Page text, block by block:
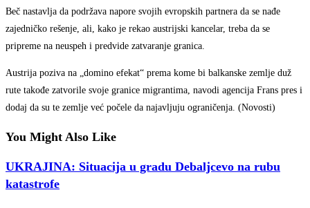
Beč nastavlja da podržava napore svojih evropskih partnera da se nađe
zajedničko rešenje, ali, kako je rekao austrijski kancelar, treba da se
pripreme na neuspeh i predvide zatvaranje granica.
Austrija poziva na „domino efekat“ prema kome bi balkanske zemlje duž
rute takođe zatvorile svoje granice migrantima, navodi agencija Frans pres i
dodaj da su te zemlje već počele da najavljuju ograničenja. (Novosti)
You Might Also Like
UKRAJINA: Situacija u gradu Debaljcevo na rubu
katastrofe